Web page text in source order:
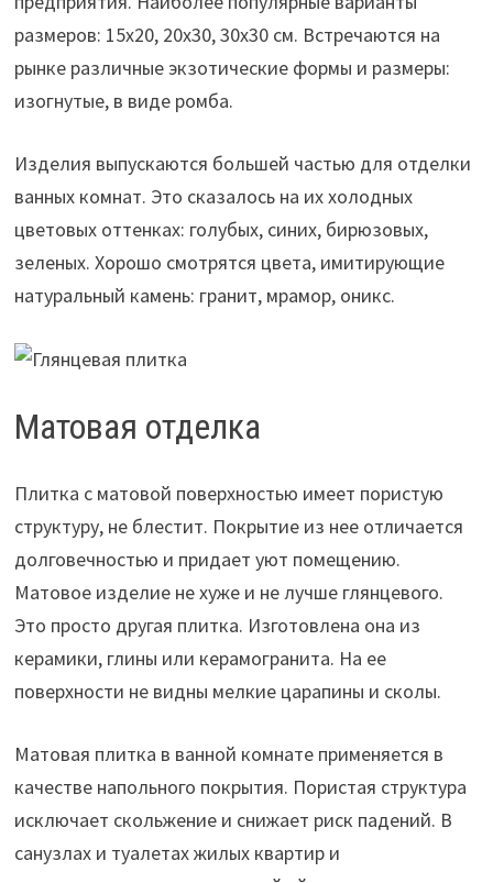
размеров: 15х20, 20х30, 30х30 см. Встречаются на
рынке различные экзотические формы и размеры:
изогнутые, в виде ромба.
Изделия выпускаются большей частью для отделки
ванных комнат. Это сказалось на их холодных
цветовых оттенках: голубых, синих, бирюзовых,
зеленых. Хорошо смотрятся цвета, имитирующие
натуральный камень: гранит, мрамор, оникс.
Матовая отделка
Плитка с матовой поверхностью имеет пористую
структуру, не блестит. Покрытие из нее отличается
долговечностью и придает уют помещению.
Матовое изделие не хуже и не лучше глянцевого.
Это просто другая плитка. Изготовлена она из
керамики, глины или керамогранита. На ее
поверхности не видны мелкие царапины и сколы.
Матовая плитка в ванной комнате применяется в
качестве напольного покрытия. Пористая структура
исключает скольжение и снижает риск падений. В
санузлах и туалетах жилых квартир и